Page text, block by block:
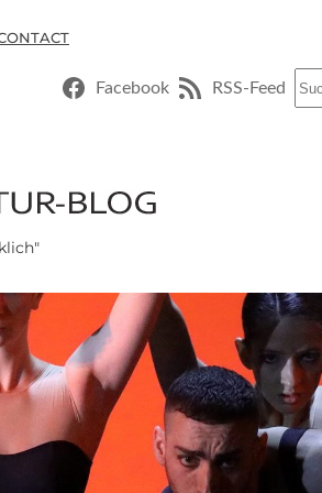
Facebook RSS-Feed